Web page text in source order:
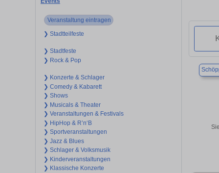
Veranstaltung eintragen
❯ Stadtteilfeste
❯ Stadtfeste
❯ Rock & Pop
❯ Konzerte & Schlager
❯ Comedy & Kabarett
❯ Shows
❯ Musicals & Theater
❯ Veranstaltungen & Festivals
❯ HipHop & R’n‘B
❯ Sportveranstaltungen
❯ Jazz & Blues
❯ Schlager & Volksmusik
❯ Kinderveranstaltungen
❯ Klassische Konzerte